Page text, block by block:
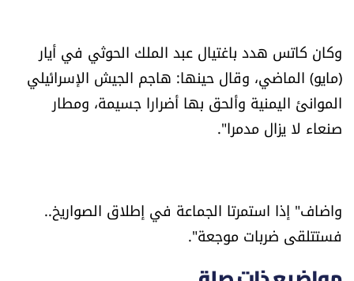
فيديو
من نحن
شروط الاستخدام
شروط الإشتراك
وكان كاتس هدد باغتيال عبد الملك الحوثي في أيار
(مايو) الماضي، وقال حينها: هاجم الجيش الإسرائيلي
الموانئ اليمنية وألحق بها أضرارا جسيمة، ومطار
صنعاء لا يزال مدمرا".
واضاف" إذا استمرتا الجماعة في إطلاق الصواريخ..
فستتلقى ضربات موجعة".